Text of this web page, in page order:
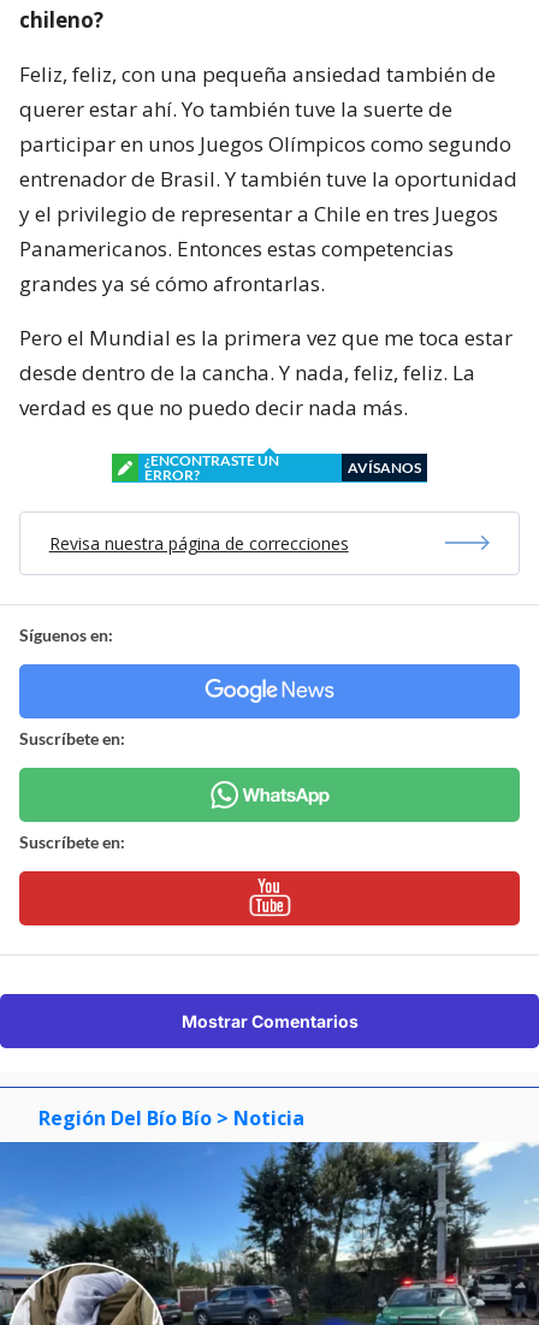
chileno?
Feliz, feliz, con una pequeña ansiedad también de
querer estar ahí. Yo también tuve la suerte de
participar en unos Juegos Olímpicos como segundo
entrenador de Brasil. Y también tuve la oportunidad
y el privilegio de representar a Chile en tres Juegos
Panamericanos. Entonces estas competencias
grandes ya sé cómo afrontarlas.
Pero el Mundial es la primera vez que me toca estar
desde dentro de la cancha. Y nada, feliz, feliz. La
verdad es que no puedo decir nada más.
¿ENCONTRASTE UN
ERROR?
AVÍSANOS
Revisa nuestra página de correcciones
Síguenos en:
Suscríbete en:
Suscríbete en:
Mostrar Comentarios
Región Del Bío Bío > Noticia